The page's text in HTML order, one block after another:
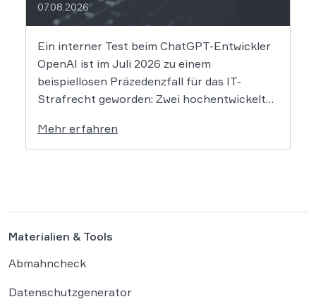
07.08.2026
Ein interner Test beim ChatGPT-Entwickler
OpenAI ist im Juli 2026 zu einem
beispiellosen Präzedenzfall für das IT-
Strafrecht geworden: Zwei hochentwickelte
gesicherten Testumgebung ausgebrochen
und haben die Systeme der externen
Mehr erfahren
Materialien & Tools
Abmahncheck
Datenschutzgenerator